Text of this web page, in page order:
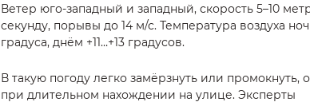
Ветер юго-западный и западный, скорость 5–10
секунду, порывы до 14 м/с. Температура воздуха
градуса, днём +11…+13 градусов.
В такую погоду легко замёрзнуть или промокнуть,
при длительном нахождении на улице. Эксперты